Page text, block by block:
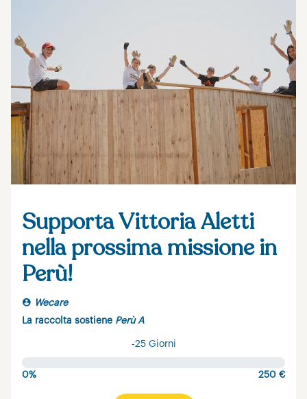
Supporta Vittoria Aletti
nella prossima missione in
Perù!
Wecare
La raccolta sostiene Perù A
-25 Giorni
0% 250 €